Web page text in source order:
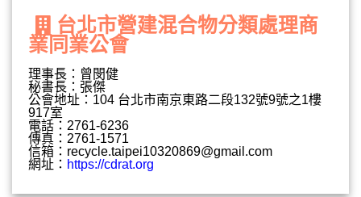
台北市營建混合物分類處理商
業同業公會
理事長：曾閔健
秘書長：張傑
公會地址：104 台北市南京東路二段132號9號之1樓
917室
電話：2761-6236
傳真：2761-1571
信箱： recycle.taipei10320869@gmail.com
網址： https://cdrat.org